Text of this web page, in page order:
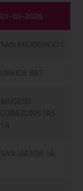
01-03-2026
SAN PRUDENCIO C
URKIDE BAT
BAIGENE
CORAZONISTAS
1A
SAN VIATOR 1A